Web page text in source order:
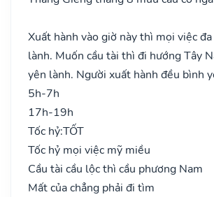
Xuất hành vào giờ này thì mọi việc
lành. Muốn cầu tài thì đi hướng Tây
yên lành. Người xuất hành đều bình
5h-7h
17h-19h
Tốc hỷ:TỐT
Tốc hỷ mọi việc mỹ miều
Cầu tài cầu lộc thì cầu phương Nam
Mất của chẳng phải đi tìm